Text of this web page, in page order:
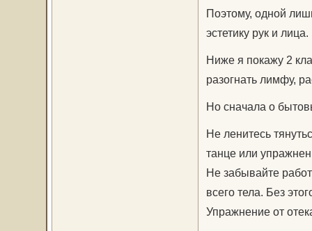
Поэтому, одной
эстетику рук и лица.
Ниже я покажу 2
разогнать лимфу,
Но сначала о
Не ленитесь
танце или
Не забывайте
всего тела. Без
Упражнение от